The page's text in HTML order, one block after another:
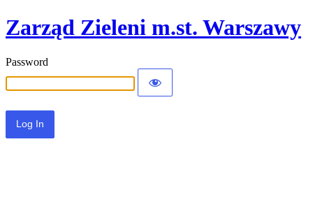
Zarząd Zieleni m.st. Warszawy
Password